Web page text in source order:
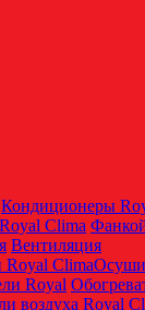
Кондиционеры
Вентиляция